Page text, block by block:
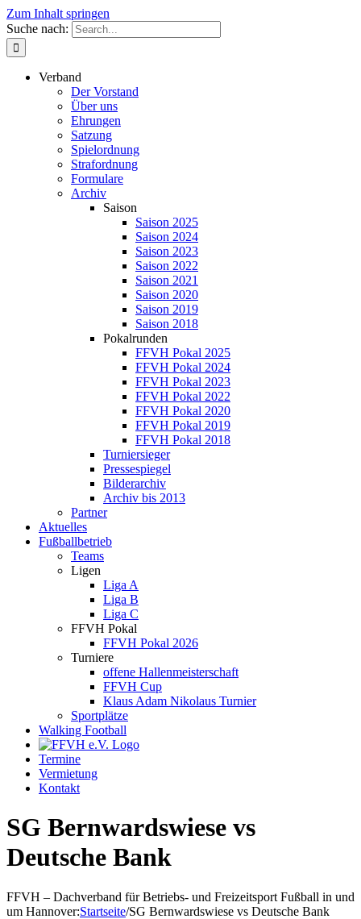
Zum Inhalt springen
Suche nach:
Verband
Der Vorstand
Über uns
Ehrungen
Satzung
Spielordnung
Strafordnung
Formulare
Archiv
Saison
Saison 2025
Saison 2024
Saison 2023
Saison 2022
Saison 2021
Saison 2020
Saison 2019
Saison 2018
Pokalrunden
FFVH Pokal 2025
FFVH Pokal 2024
FFVH Pokal 2023
FFVH Pokal 2022
FFVH Pokal 2020
FFVH Pokal 2019
FFVH Pokal 2018
Turniersieger
Pressespiegel
Bilderarchiv
Archiv bis 2013
Partner
Aktuelles
Fußballbetrieb
Teams
Ligen
Liga A
Liga B
Liga C
FFVH Pokal
FFVH Pokal 2026
Turniere
offene Hallenmeisterschaft
FFVH Cup
Klaus Adam Nikolaus Turnier
Sportplätze
Walking Football
Termine
Vermietung
Kontakt
SG Bernwardswiese vs
Deutsche Bank
FFVH – Dachverband für Betriebs- und Freizeitsport Fußball in und
um Hannover:Startseite/SG Bernwardswiese vs Deutsche Bank